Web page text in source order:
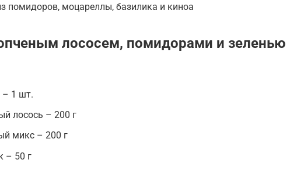
помидоров, моцареллы, базилика и киноа
лососем, помидорами и зеленью
– 1 шт.
лосось – 200 г
микс – 200 г
– 50 г